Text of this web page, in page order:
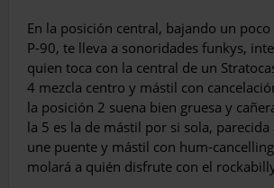
En la posición central, bajando un
P-90, te lleva a sonoridades funkys,
quien toca con la central de un
4 mezcla centro y mástil con
la posición 2 suena bien gruesa y
la 5 es la de mástil por si sola, parecida
une puente y mástil con hum-
molará a quién disfrute con el